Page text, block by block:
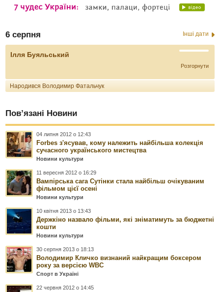
6 серпня Інші дати
Ілля Буяльський
Розгорнути
Народився Володимир Фатальчук
Пов’язані Новини
04 липня 2012 о 12:43
Forbes з'ясував, кому належить найбільша колекція
сучасного українського мистецтва
Новини культури
11 вересня 2012 о 16:29
Вампірська сага Сутінки стала найбільш очікуваним
фільмом цієї осені
Новини культури
10 квітня 2013 о 13:43
Держкіно назвало фільми, які зніматимуть за бюджетні
кошти
Новини культури
30 серпня 2013 о 18:13
Володимир Кличко визнаний найкращим боксером
року за версією WBC
Спорт в Україні
22 червня 2012 о 14:45